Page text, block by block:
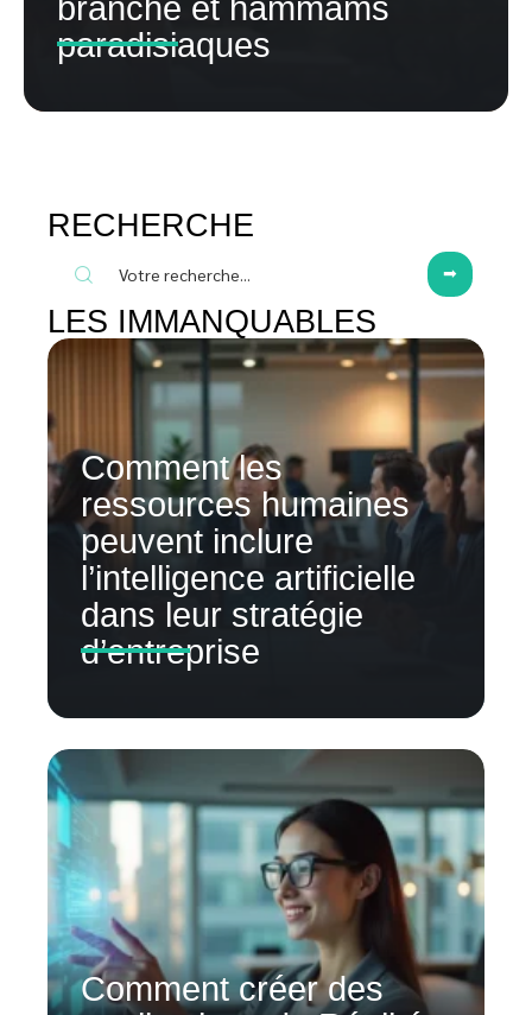
branché et hammams
paradisiaques
RECHERCHE
LES IMMANQUABLES
Comment les
ressources humaines
peuvent inclure
l’intelligence artificielle
dans leur stratégie
d’entreprise
Comment créer des